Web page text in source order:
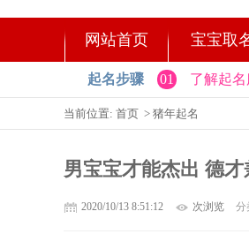
网站首页 宝宝取
起名步骤 01 了解起名
当前位置: 首页 > 猪年起名
男宝宝才能杰出 德
2020/10/13 8:51:12 次浏览 分